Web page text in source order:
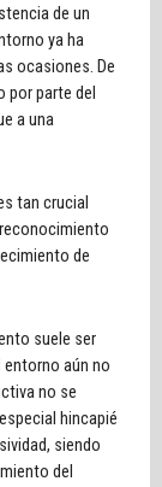
de un
ya ha
ocasiones. De
por parte del
a una
tan crucial
de
suele ser
entorno aún no
no se
hincapié
siendo
del